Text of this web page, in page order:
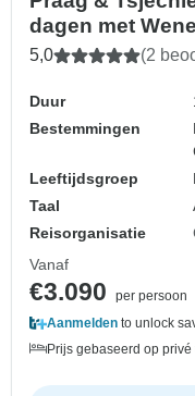
dagen met
5,0 (2
Duur
Bestemmingen
Leeftijdsgroep
Taal
Reisorganisatie
Vanaf
€3.090
per persoon
Aanmelden to unlock
Prijs gebaseerd op